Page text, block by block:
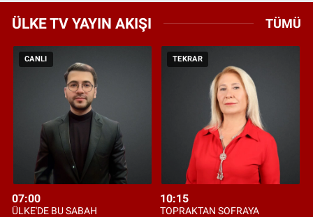
ÜLKE TV YAYIN AKIŞI TÜMÜ
CANLI
07:00
ÜLKE'DE BU SABAH
TEKRAR
10:15
TOPRAKTAN SOFRAYA